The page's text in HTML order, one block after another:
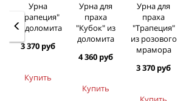
Урна
"Трапеция"
из доломита
3 370 руб
Купить
Урна для
праха
"Кубок" из
доломита
4 360 руб
Купить
Урна для
праха
"Трапеция"
из розового
мрамора
3 370 руб